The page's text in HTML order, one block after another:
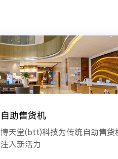
自助售货机
博天堂(btt)科技为传统自助售货
注入新活力